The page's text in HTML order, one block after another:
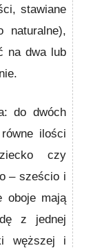
stawiane
naturalne),
na dwa lub
do dwóch
ilości
czy
– sześcio i
oboje mają
z jednej
węższej i